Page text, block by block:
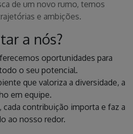
de um novo rumo, temos
e ambições.
a nós?
oportunidades para
o seu potencial.
que valoriza a diversidade, a
em equipe.
cada contribuição importa e faz a
ao nosso redor.